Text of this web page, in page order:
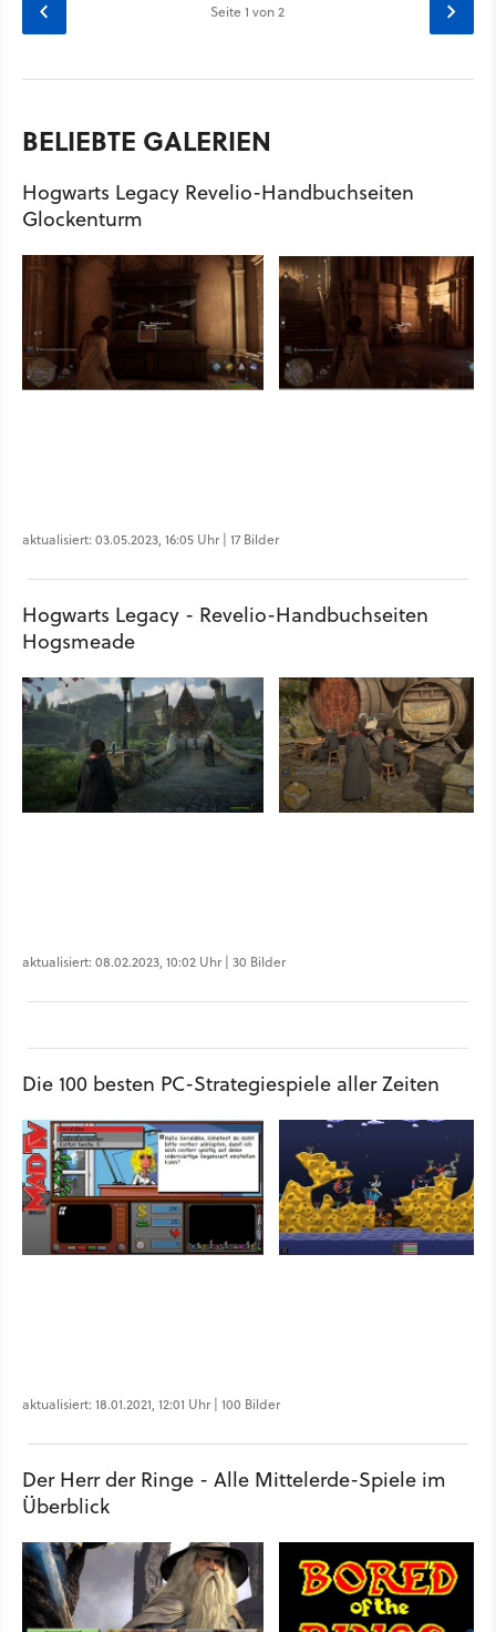
Seite1 von 2
BELIEBTE GALERIEN
Hogwarts Legacy Revelio-Handbuchseiten
Glockenturm
aktualisiert: 03.05.2023, 16:05 Uhr | 17 Bilder
Hogwarts Legacy - Revelio-Handbuchseiten
Hogsmeade
aktualisiert: 08.02.2023, 10:02 Uhr | 30 Bilder
Die 100 besten PC-Strategiespiele aller Zeiten
aktualisiert: 18.01.2021, 12:01 Uhr | 100 Bilder
Der Herr der Ringe - Alle Mittelerde-Spiele im
Überblick